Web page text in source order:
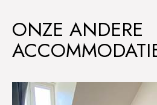
ONZE ANDERE